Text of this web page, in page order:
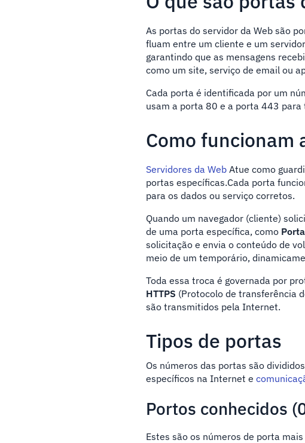
As portas do servidor da Web são
fluam entre um cliente e um
garantindo que as mensagens
como um site, serviço de email ou
Cada porta é identificada por um
usam a porta 80 e a porta 443
Como funcionam
Servidores da Web Atue como
portas específicas.Cada porta
para os dados ou serviço corretos.
Quando um navegador (cliente)
de uma porta específica, como
solicitação e envia o conteúdo de
meio de um temporário,
Toda essa troca é governada por
HTTPS (Protocolo de transferência
são transmitidos pela Internet.
Tipos de portas
Os números das portas são
específicos na Internet e
Portos conhecidos
Estes são os números de porta